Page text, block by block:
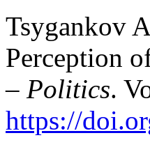
Tsygankov
Perception
– Politics.
https://